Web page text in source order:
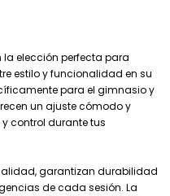
la elección perfecta para
estilo y funcionalidad en su
para el gimnasio y
un ajuste cómodo y
control durante tus
garantizan durabilidad
de cada sesión. La